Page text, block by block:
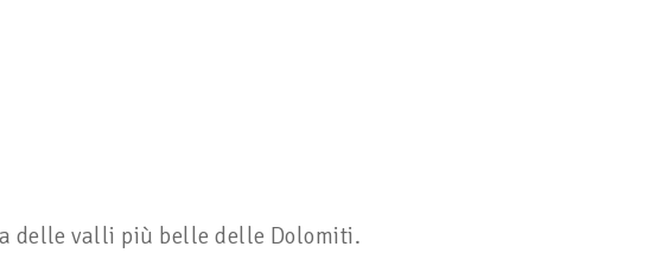
delle valli più belle delle Dolomiti.